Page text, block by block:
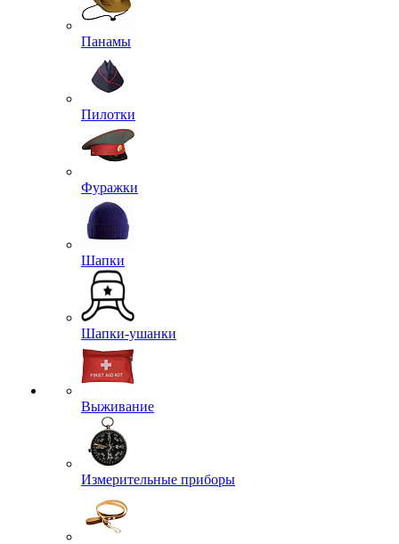
Панамы
Пилотки
Фуражки
Шапки
Шапки-ушанки
Выживание
Измерительные приборы